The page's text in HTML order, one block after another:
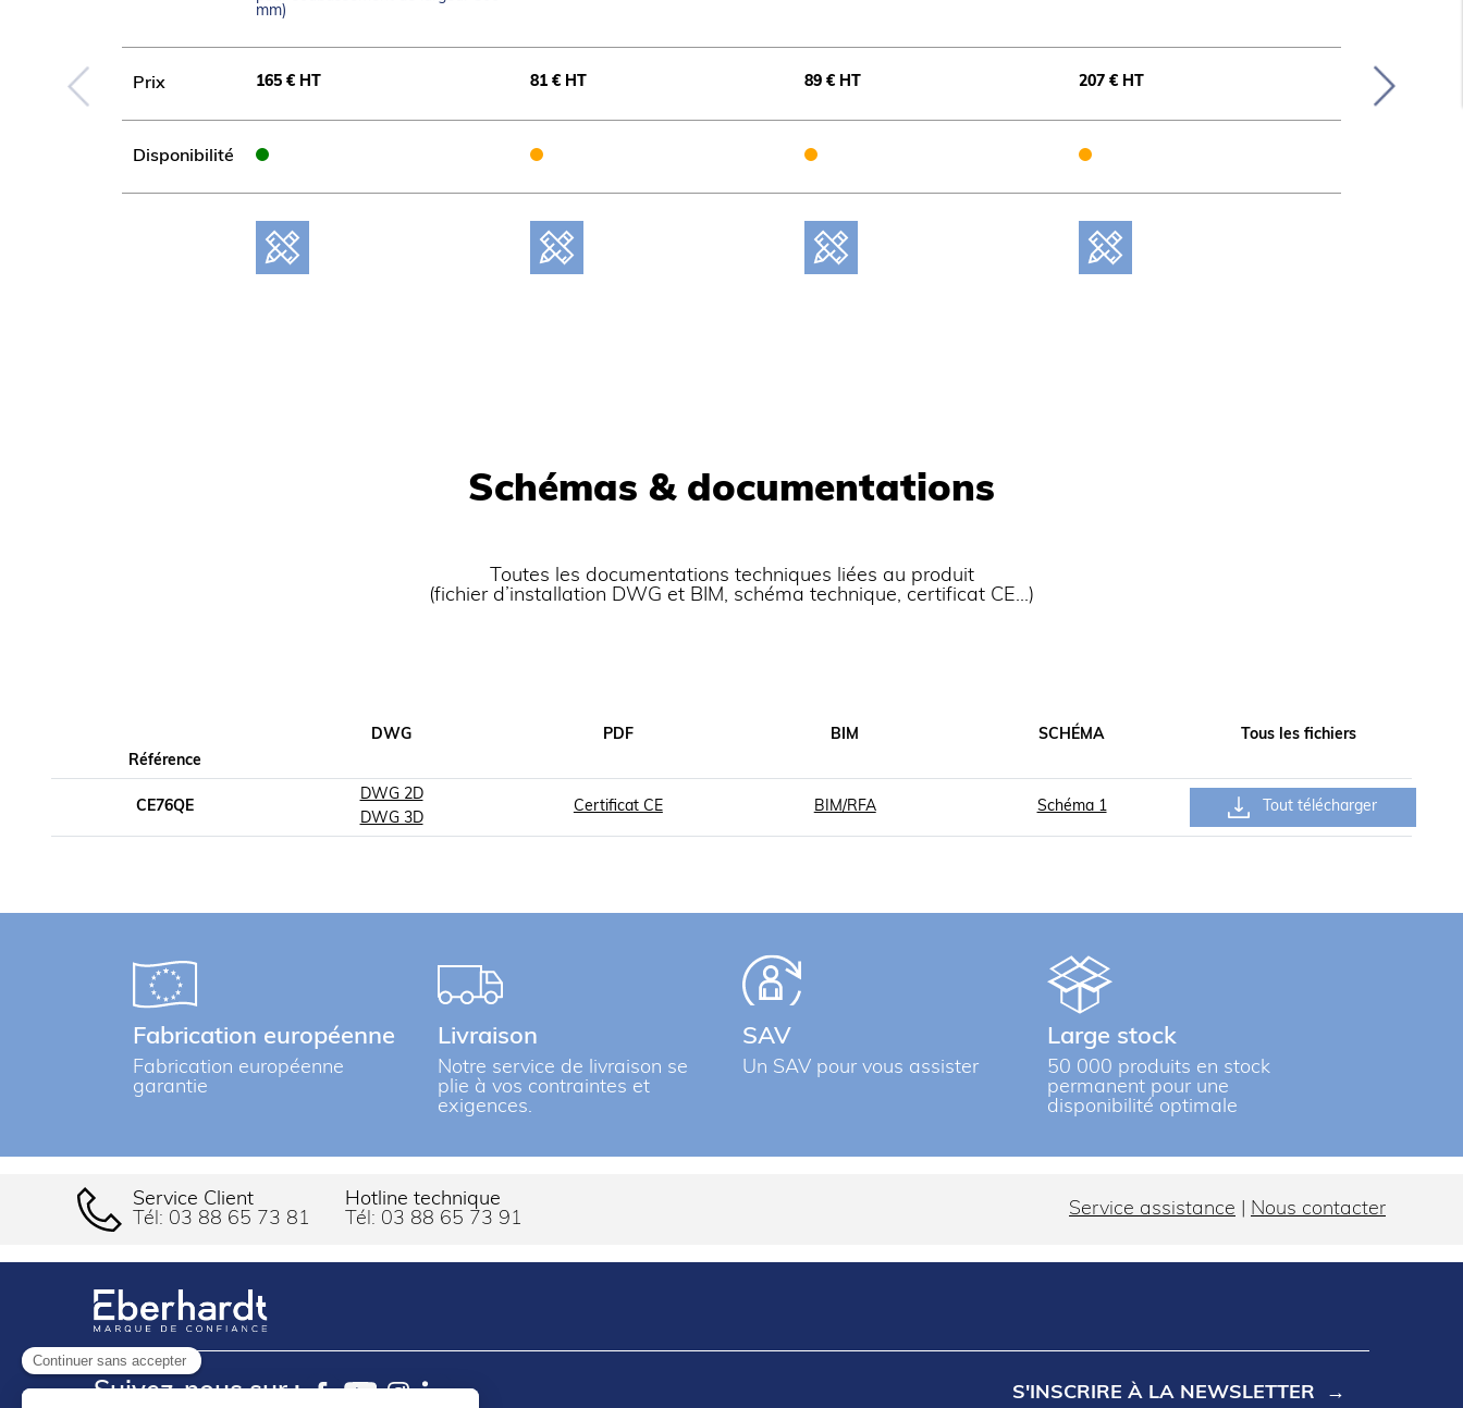
Continuer sans accepter
Prix
Disponibilité
mm)
165 € HT 81 € HT 89 € HT 207 € HT 84 € HT
Schémas & documentations
Toutes les documentations techniques liées au produit
(fichier d’installation DWG et BIM, schéma technique, certificat CE…)
Référence
DWG PDF BIM SCHÉMA Tous les fichiers
CE76QE
DWG 2D
DWG 3D
Certificat CE BIM/RFA Schéma 1 Tout télécharger
Fabrication européenne
Fabrication européenne
garantie
Livraison
Notre service de livraison se
plie à vos contraintes et
exigences.
SAV
Un SAV pour vous assister
Large stock
50 000 produits en stock
permanent pour une
disponibilité optimale
Service Client
Tél: 03 88 65 73 81
Hotline technique
Tél: 03 88 65 73 91 Service assistance Nous contacter
Suivez-nous sur : S'INSCRIRE À LA NEWSLETTER